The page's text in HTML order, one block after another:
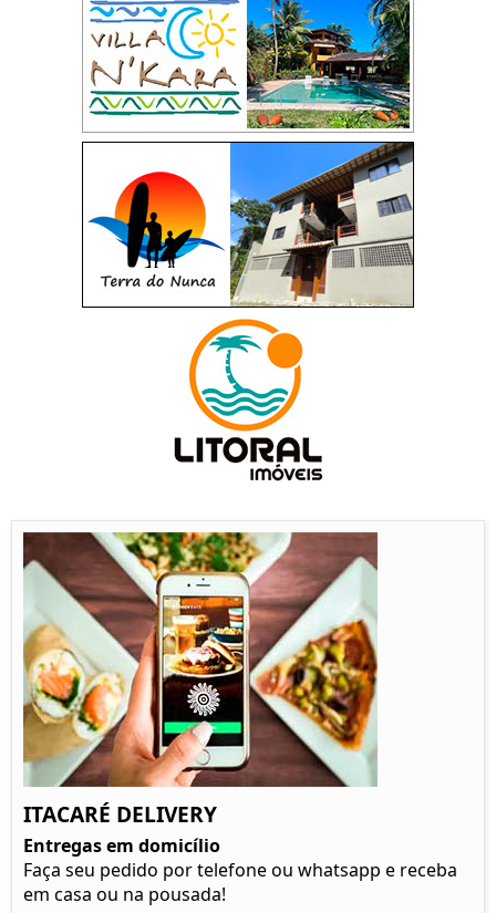
ITACARÉ DELIVERY
Entregas em domicílio
Faça seu pedido por telefone ou whatsapp e receba
em casa ou na pousada!